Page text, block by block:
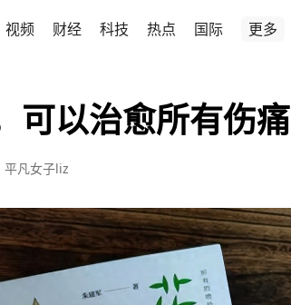
视频 财经 科技 热点 国际 更多
可以治愈所有伤痛
平凡女子liz